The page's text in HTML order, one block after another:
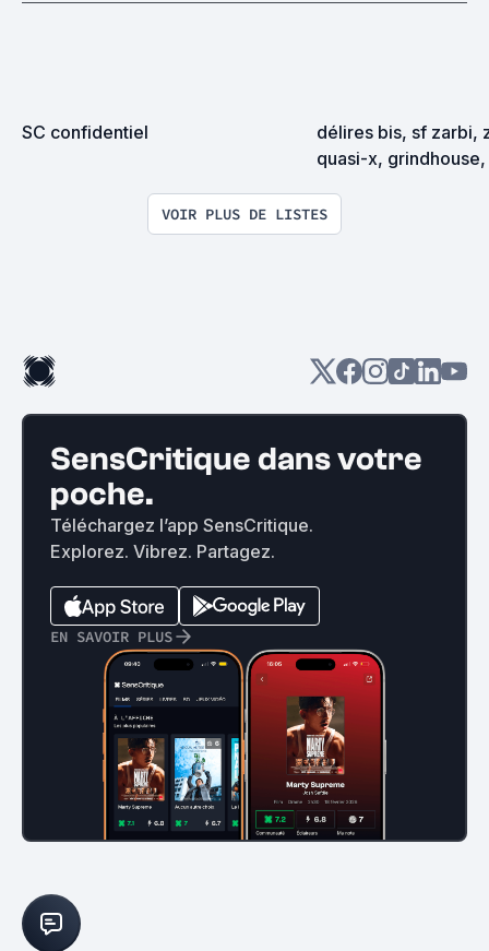
SC confidentiel
délires bis, sf zarbi,
quasi-x,
VOIR PLUS DE LISTES
SensCritique dans votre
poche.
Téléchargez l’app SensCritique.
Explorez. Vibrez. Partagez.
EN SAVOIR PLUS